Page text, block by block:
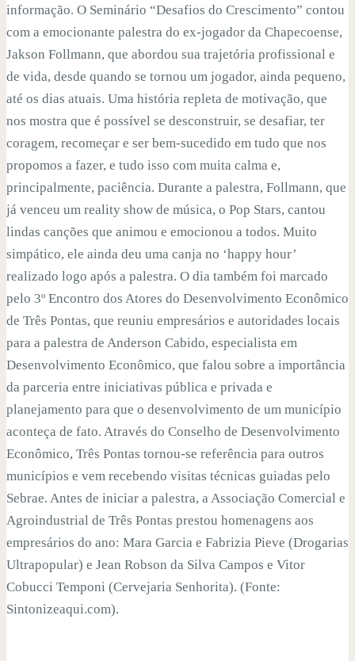
informação. O Seminário “Desafios do Crescimento” contou
com a emocionante palestra do ex-jogador da Chapecoense,
Jakson Follmann, que abordou sua trajetória profissional e
de vida, desde quando se tornou um jogador, ainda pequeno,
até os dias atuais. Uma história repleta de motivação, que
nos mostra que é possível se desconstruir, se desafiar, ter
coragem, recomeçar e ser bem-sucedido em tudo que nos
propomos a fazer, e tudo isso com muita calma e,
principalmente, paciência. Durante a palestra, Follmann, que
já venceu um reality show de música, o Pop Stars, cantou
lindas canções que animou e emocionou a todos. Muito
simpático, ele ainda deu uma canja no ‘happy hour’
realizado logo após a palestra. O dia também foi marcado
pelo 3º Encontro dos Atores do Desenvolvimento Econômico
de Três Pontas, que reuniu empresários e autoridades locais
para a palestra de Anderson Cabido, especialista em
Desenvolvimento Econômico, que falou sobre a importância
da parceria entre iniciativas pública e privada e
planejamento para que o desenvolvimento de um município
aconteça de fato. Através do Conselho de Desenvolvimento
Econômico, Três Pontas tornou-se referência para outros
municípios e vem recebendo visitas técnicas guiadas pelo
Sebrae. Antes de iniciar a palestra, a Associação Comercial e
Agroindustrial de Três Pontas prestou homenagens aos
empresários do ano: Mara Garcia e Fabrizia Pieve (Drogarias
Ultrapopular) e Jean Robson da Silva Campos e Vitor
Cobucci Temponi (Cervejaria Senhorita). (Fonte:
Sintonizeaqui.com).